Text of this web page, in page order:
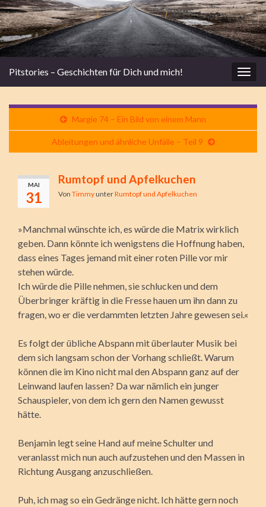
Pitstories – Geschichten für Dich und mich!
Margie 74 – Ein Bild von einem Mann
Ableitungen und ähnliche Unfälle – Teil 9
MAI
31
Rumtopf und Apfelkuchen
Von TimmyunterRumtopf und Apfelkuchen
»Manchmal wünschte ich, es würde die Matrix wirklich
geben. Dann könnte ich wenigstens die Hoffnung haben,
dass eines Tages jemand mit einer roten Pille vor mir
stehen würde.
Ich würde die Pille nehmen, sie schlucken und dem
Überbringer kräftig in die Fresse hauen um ihn dann zu
fragen, wo er die verdammten letzten Jahre gewesen sei.«
Es folgt der übliche Abspann mit überlauter Musik bei
dem sich langsam schon der Vorhang schließt. Warum
können die im Kino nicht mal den Abspann ganz auf der
Leinwand laufen lassen? Da war nämlich ein junger
Schauspieler, von dem ich gern den Namen gewusst
hätte.
Benjamin legt seine Hand auf meine Schulter und
veranlasst mich nun auch aufzustehen und den Massen in
Richtung Ausgang anzuschließen.
Puh, ich mag so ein Gedränge nicht. Ich hätte gern noch